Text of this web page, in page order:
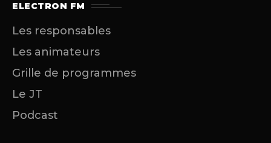
ELECTRON FM
Les responsables
Les animateurs
Grille de programmes
Le JT
Podcast